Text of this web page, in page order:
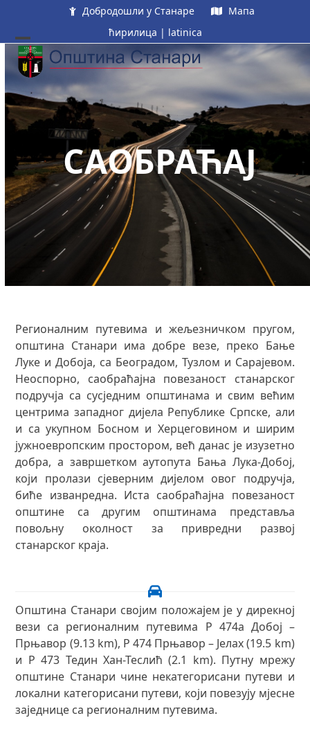
content
Добродошли у Станаре
Мапа
ћирилица | latinica
Open
mobile
menu
Close
mobile
menu
САОБРАЋАЈ
Регионалним путевима и жељезничком пругом,
општина Станари има добре везе, преко Бање
Луке и Добоја, са Београдом, Тузлом и Сарајевом.
Неоспорно, саобраћајна повезаност станарског
подручја са сусједним општинама и свим већим
центрима западног дијела Републике Српске, али
и са укупном Босном и Херцеговином и ширим
јужноевропским простором, већ данас је изузетно
добра, а завршетком аутопута Бања Лука-Добој,
који пролази сјеверним дијелом овог подручја,
биће изванредна. Иста саобраћајна повезаност
општине са другим општинама представља
повољну околност за привредни развој
станарског краја.
Општина Станари својим положајем је у дирекној
вези са регионалним путевима Р 474a Добој –
Прњавор (9.13 km), Р 474 Прњавор – Јелах (19.5 km)
и Р 473 Тедин Хан-Теслић (2.1 km). Путну мрежу
општине Станари чине некатегорисани путеви и
локални категорисани путеви, који повезују мјесне
заједнице са регионалним путевима.